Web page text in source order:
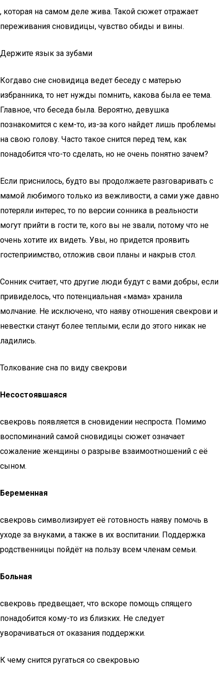
, которая на самом деле жива. Такой сюжет отражает
переживания сновидицы, чувство обиды и вины.
Держите язык за зубами
Когдаво сне сновидица ведет беседу с матерью
избранника, то нет нужды помнить, какова была ее тема.
Главное, что беседа была. Вероятно, девушка
познакомится с кем-то, из-за кого найдет лишь проблемы
на свою голову. Часто такое снится перед тем, как
понадобится что-то сделать, но не очень понятно зачем?
Если приснилось, будто вы продолжаете разговаривать с
мамой любимого только из вежливости, а сами уже давно
потеряли интерес, то по версии сонника в реальности
могут прийти в гости те, кого вы не звали, потому что не
очень хотите их видеть. Увы, но придется проявить
гостеприимство, отложив свои планы и накрыв стол.
Сонник считает, что другие люди будут с вами добры, если
привиделось, что потенциальная «мама» хранила
молчание. Не исключено, что наяву отношения свекрови и
невестки станут более теплыми, если до этого никак не
ладились.
Толкование сна по виду свекрови
Несостоявшаяся
свекровь появляется в сновидении неспроста. Помимо
воспоминаний самой сновидицы сюжет означает
сожаление женщины о разрыве взаимоотношений с её
сыном.
Беременная
свекровь символизирует её готовность наяву помочь в
уходе за внуками, а также в их воспитании. Поддержка
родственницы пойдёт на пользу всем членам семьи.
Больная
свекровь предвещает, что вскоре помощь спящего
понадобится кому-то из близких. Не следует
уворачиваться от оказания поддержки.
К чему снится ругаться со свекровью